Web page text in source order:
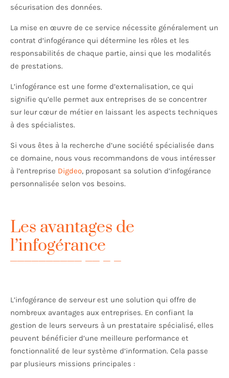
sécurisation des données.
La mise en œuvre de ce service nécessite généralement un
contrat d’infogérance qui détermine les rôles et les
responsabilités de chaque partie, ainsi que les modalités
de prestations.
L’infogérance est une forme d’externalisation, ce qui
signifie qu’elle permet aux entreprises de se concentrer
sur leur cœur de métier en laissant les aspects techniques
à des spécialistes.
Si vous êtes à la recherche d’une société spécialisée dans
ce domaine, nous vous recommandons de vous intéresser
à l’entreprise Digdeo, proposant sa solution d’infogérance
personnalisée selon vos besoins.
Les avantages de
l’infogérance
L’infogérance de serveur est une solution qui offre de
nombreux avantages aux entreprises. En confiant la
gestion de leurs serveurs à un prestataire spécialisé, elles
peuvent bénéficier d’une meilleure performance et
fonctionnalité de leur système d’information. Cela passe
par plusieurs missions principales :